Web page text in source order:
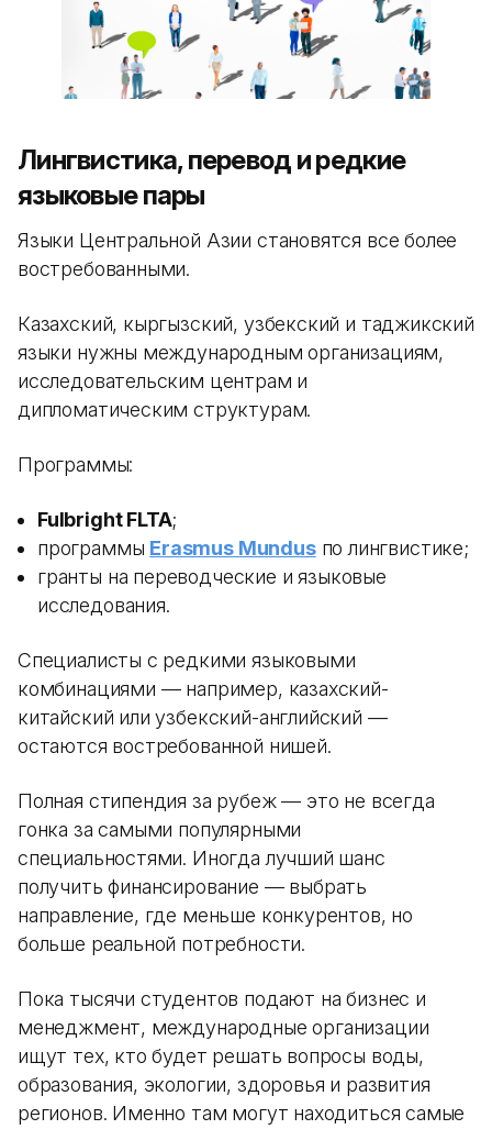
Лингвистика, перевод и редкие
языковые пары
Языки Центральной Азии становятся все более
востребованными.
Казахский, кыргызский, узбекский и таджикский
языки нужны международным организациям,
исследовательским центрам и
дипломатическим структурам.
Программы:
Fulbright FLTA;
программы Erasmus Mundusпо лингвистике;
гранты на переводческие и языковые
исследования.
Специалисты с редкими языковыми
комбинациями — например, казахский-
китайский или узбекский-английский —
остаются востребованной нишей.
Полная стипендия за рубеж — это не всегда
гонка за самыми популярными
специальностями. Иногда лучший шанс
получить финансирование — выбрать
направление, где меньше конкурентов, но
больше реальной потребности.
Пока тысячи студентов подают на бизнес и
менеджмент, международные организации
ищут тех, кто будет решать вопросы воды,
образования, экологии, здоровья и развития
регионов. Именно там могут находиться самые